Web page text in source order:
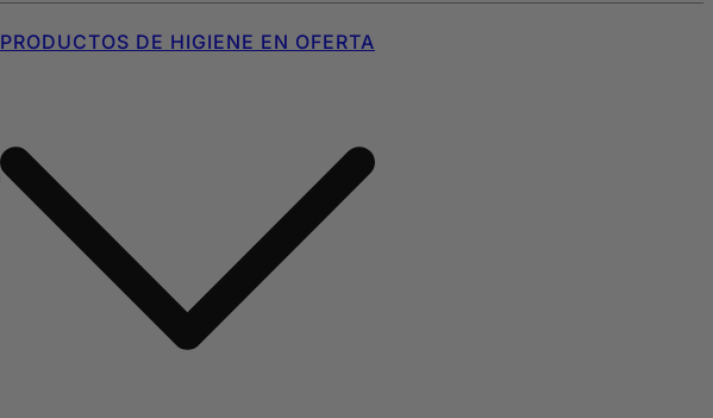
PRODUCTOS DE HIGIENE EN OFERTA